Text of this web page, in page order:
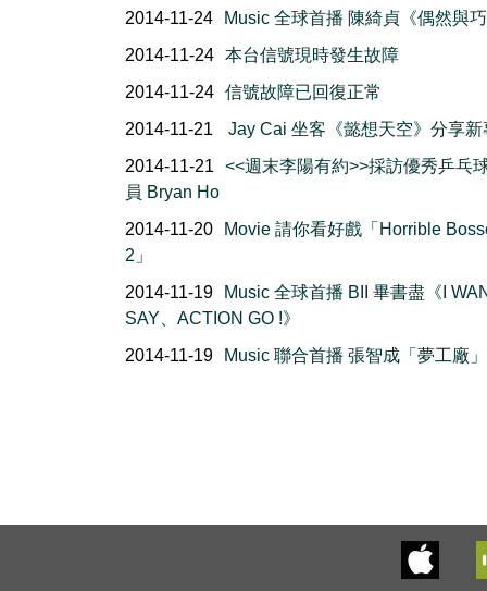
2014-11-24
Music 全球首播 陳綺貞《偶然與
2014-11-24 本台信號現時發生故障
2014-11-24 信號故障已回復正常
2014-11-21
Jay Cai 坐客《懿想天空》分享新
2014-11-21
<<週末李陽有約>>採訪優秀乒乓
員 Bryan Ho
2014-11-20
Movie 請你看好戲「Horrible
2」
2014-11-19
Music 全球首播 BII 畢書盡《I
SAY、ACTION GO !》
2014-11-19
Music 聯合首播 張智成「夢工廠」